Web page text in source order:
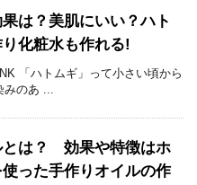
は？美肌にいい？ハト
化粧水も作れる!
「ハトムギ」って小さい頃から
みのあ ...
とは？ 効果や特徴はホ
った手作りオイルの作